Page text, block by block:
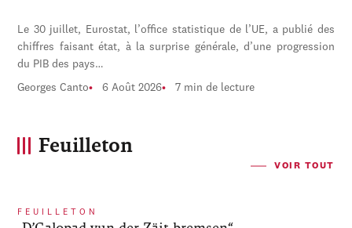
Le 30 juillet, Eurostat, l’office statistique de l’UE, a publié des
chiffres faisant état, à la surprise générale, d’une progression
du PIB des pays…
Georges Canto 6 Août 2026 7 min de lecture
Feuilleton
VOIR TOUT
FEUILLETON